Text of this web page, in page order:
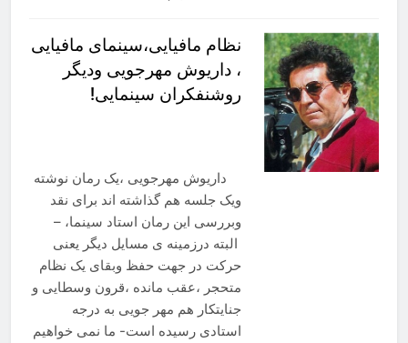
نظام مافیایی،سینمای مافیایی
، داریوش مهرجویی ودیگر
روشنفکران سینمایی!
داریوش مهرجویی ،یک رمان نوشته
ویک جلسه هم گذاشته اند برای نقد
وبررسی این رمان استاد سینما، –
البته درزمینه ی مسایل دیگر یعنی
حرکت در جهت حفظ وبقای یک نظام
متحجر ،عقب مانده ،قرون وسطایی و
جنایتکار هم مهر جویی به درجه
استادی رسیده است- ما نمی خواهیم